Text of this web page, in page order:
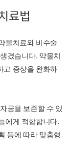
료법
물치료와 비수술
겼습니다. 약물치
고 증상을 완화하
궁을 보존할 수 있
에게 적합합니다.
등에 따라 맞춤형